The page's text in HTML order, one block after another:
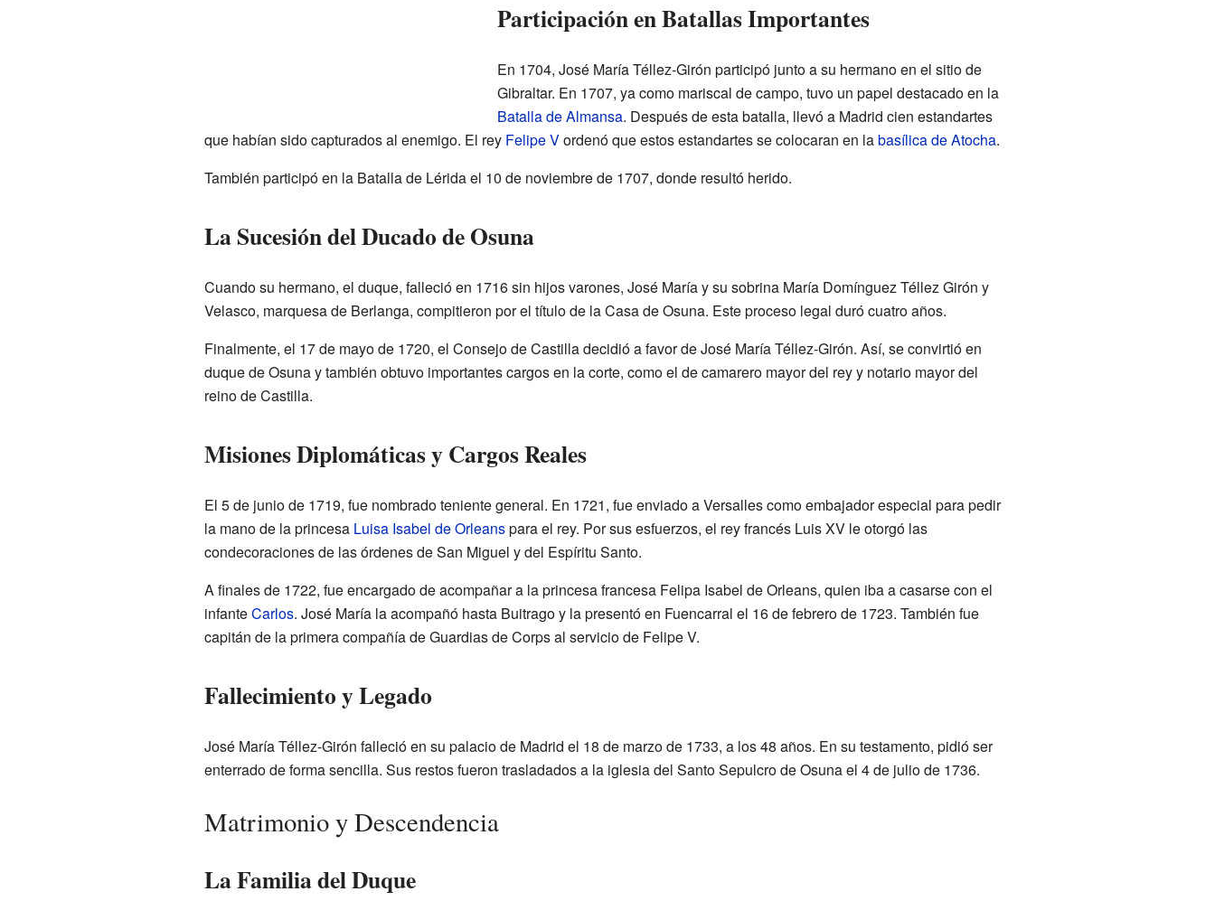
Participación en Batallas Importantes
En 1704, José María Téllez-Girón participó junto a su hermano en el sitio de
Gibraltar. En 1707, ya como mariscal de campo, tuvo un papel destacado en la
Batalla de Almansa. Después de esta batalla, llevó a Madrid cien estandartes
que habían sido capturados al enemigo. El rey Felipe Vordenó que estos estandartes se colocaran en labasílica de Atocha.
También participó en la Batalla de Lérida el 10 de noviembre de 1707, donde resultó herido.
La Sucesión del Ducado de Osuna
Cuando su hermano, el duque, falleció en 1716 sin hijos varones, José María y su sobrina María Domínguez Téllez Girón y
Velasco, marquesa de Berlanga, compitieron por el título de la Casa de Osuna. Este proceso legal duró cuatro años.
Finalmente, el 17 de mayo de 1720, el Consejo de Castilla decidió a favor de José María Téllez-Girón. Así, se convirtió en
duque de Osuna y también obtuvo importantes cargos en la corte, como el de camarero mayor del rey y notario mayor del
reino de Castilla.
Misiones Diplomáticas y Cargos Reales
El 5 de junio de 1719, fue nombrado teniente general. En 1721, fue enviado a Versalles como embajador especial para pedir
la mano de la princesa Luisa Isabel de Orleanspara el rey. Por sus esfuerzos, el rey francés Luis XV le otorgó las
condecoraciones de las órdenes de San Miguel y del Espíritu Santo.
A finales de 1722, fue encargado de acompañar a la princesa francesa Felipa Isabel de Orleans, quien iba a casarse con el
infanteCarlos. José María la acompañó hasta Buitrago y la presentó en Fuencarral el 16 de febrero de 1723. También fue
capitán de la primera compañía de Guardias de Corps al servicio de Felipe V.
Fallecimiento y Legado
José María Téllez-Girón falleció en su palacio de Madrid el 18 de marzo de 1733, a los 48 años. En su testamento, pidió ser
enterrado de forma sencilla. Sus restos fueron trasladados a la iglesia del Santo Sepulcro de Osuna el 4 de julio de 1736.
Matrimonio y Descendencia
La Familia del Duque